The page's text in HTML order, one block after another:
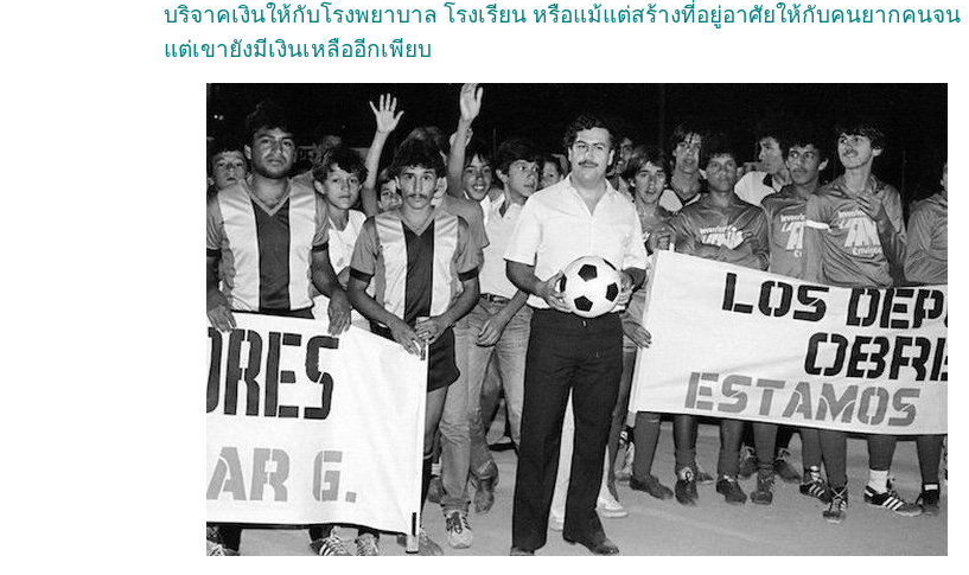
บริจาคเงินให้กับโรงพยาบาล โรงเรียน หรือแม้แต่สร้างที่อยู่อาศัยให้กับคนยากคนจน
แต่เขายังมีเงินเหลืออีกเพียบ